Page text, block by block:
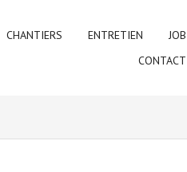
CHANTIERS ENTRETIEN
JOB
CONTACT